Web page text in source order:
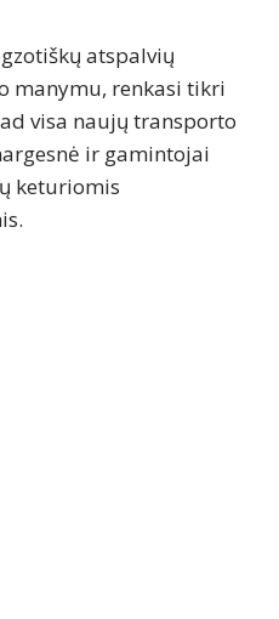
atspalvių
manymu, renkasi tikri
visa naujų transporto
ir gamintojai
keturiomis